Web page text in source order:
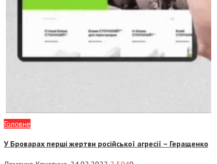
Головне
У Броварах перші жертви російської агресії – Геращенко